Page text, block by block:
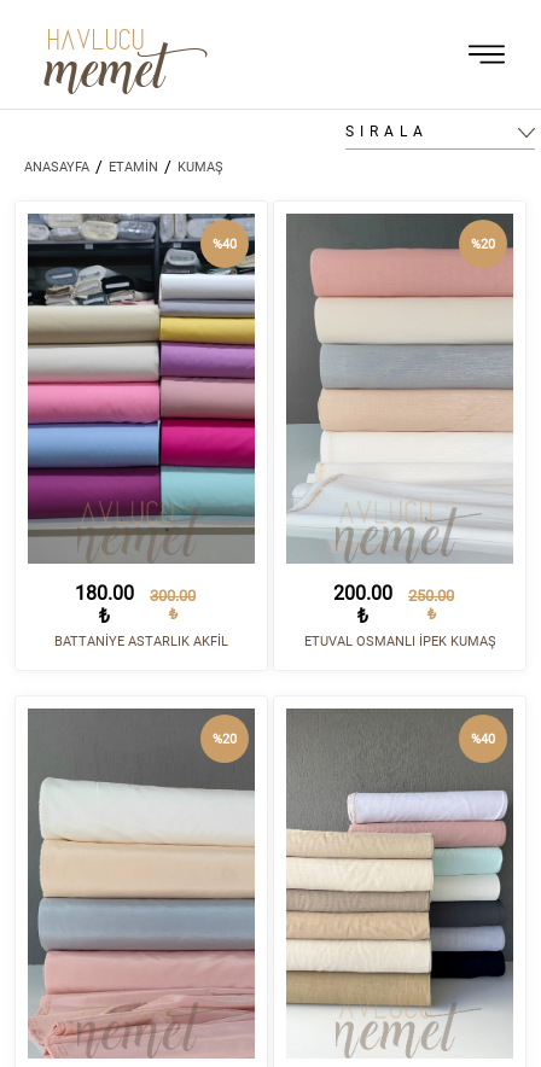
HAVLUCU
memet
ANASAYFA / ETAMİN / KUMAŞ
SIRALA
180.00
₺
300.00
₺
BATTANİYE ASTARLIK AKFİL
%40
200.00
₺
250.00
₺
ETUVAL OSMANLI İPEK KUMAŞ
%20
%20 %40